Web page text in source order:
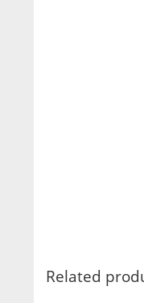
Related